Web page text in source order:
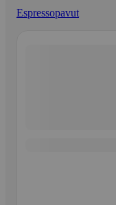
Espressopavut